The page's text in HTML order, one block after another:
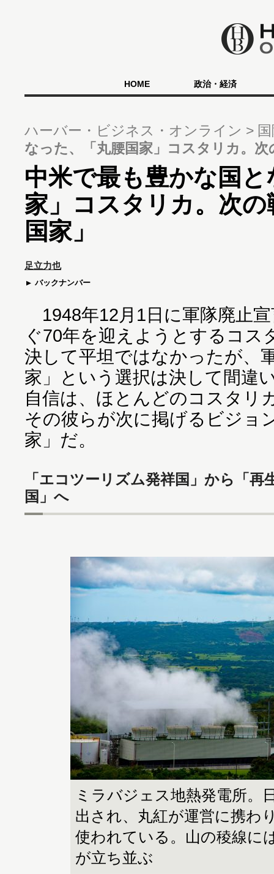
HOME 政治・経済
ハーバー・ビジネス・オンライン
なった、「丸腰国家」コスタリカ。
中米で最も豊かな国
家」コスタリカ。次
国家」
足立力也
バックナンバー
1948年12月1日に軍隊廃止
ぐ70年を迎えようとするコス
決して平坦ではなかったが、
家」という選択は決して間違
自信は、ほとんどのコスタリ
その彼らが次に掲げるビジョ
家」だ。
「エコツーリズム発祥国」から「
国」へ
ミラバジェス地熱発電所。
出され、丸紅が運営に携わ
使われている。山の稜線に
が立ち並ぶ